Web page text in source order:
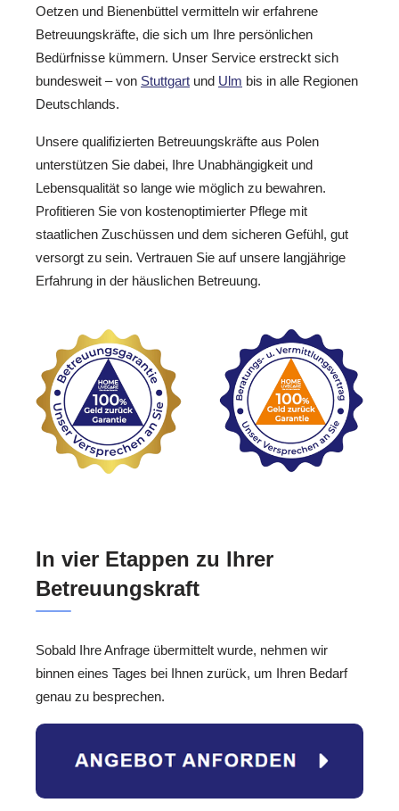
Oetzen und Bienenbüttel vermitteln wir erfahrene
Betreuungskräfte, die sich um Ihre persönlichen
Bedürfnisse kümmern. Unser Service erstreckt sich
bundesweit – von Stuttgart und Ulm bis in alle Regionen
Deutschlands.
Unsere qualifizierten Betreuungskräfte aus Polen
unterstützen Sie dabei, Ihre Unabhängigkeit und
Lebensqualität so lange wie möglich zu bewahren.
Profitieren Sie von kostenoptimierter Pflege mit
staatlichen Zuschüssen und dem sicheren Gefühl, gut
versorgt zu sein. Vertrauen Sie auf unsere langjährige
Erfahrung in der häuslichen Betreuung.
In vier Etappen zu Ihrer
Betreuungskraft
Sobald Ihre Anfrage übermittelt wurde, nehmen wir
binnen eines Tages bei Ihnen zurück, um Ihren Bedarf
genau zu besprechen.